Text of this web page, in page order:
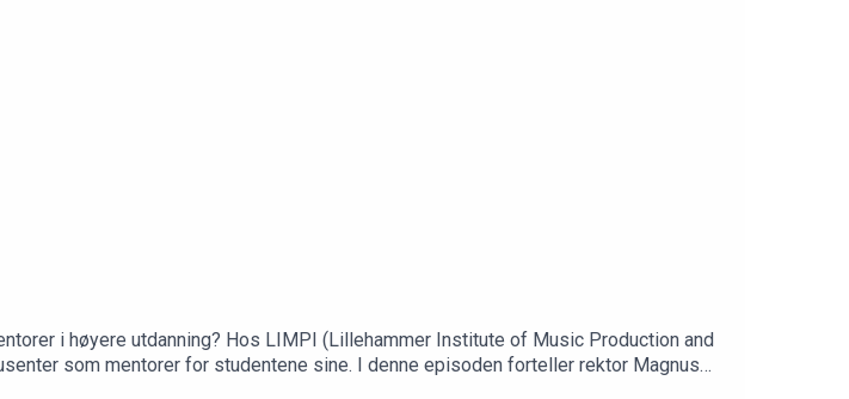
i høyere utdanning? Hos LIMPI (Lillehammer Institute of Music Production and
sine. I denne episoden forteller rektor Magnus
ordningen fungerer i praksis, hvilke utfordringer de møter – og hvilke råd de